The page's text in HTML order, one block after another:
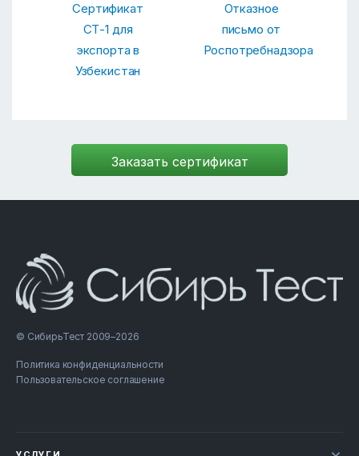
Сертификат
СТ-1 для
экспорта в
Узбекистан
Отказное
письмо от
Роспотребнадзора
© СибирьТест 2009–2026
Политика конфиденциальности
Пользовательское соглашение